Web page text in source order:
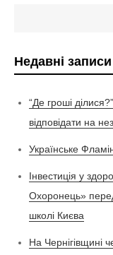
Недавні записи
“Де гроші
відповідати на
Українське
Інвестиція у
Охоронець»
школі Києва
На Чернігівщині